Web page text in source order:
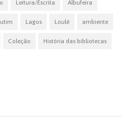
Leitura/Escrita Albufeira
Lagos Loulé ambiente
Coleção História das bibliotecas